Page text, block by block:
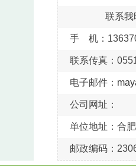
联系我
手 机：
联系传真：
电子邮件：
公司网址：
单位地址：合
邮政编码：